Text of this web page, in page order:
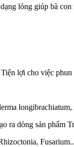
lỏng giúp bà
lợi cho việc
ra dòng sản